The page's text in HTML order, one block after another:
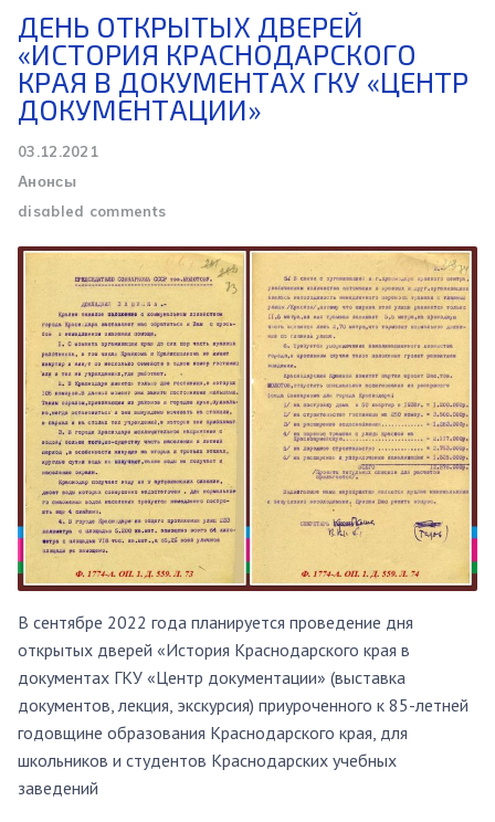
ДЕНЬ ОТКРЫТЫХ ДВЕРЕЙ
«ИСТОРИЯ КРАСНОДАРСКОГО
КРАЯ В ДОКУМЕНТАХ ГКУ «ЦЕНТР
ДОКУМЕНТАЦИИ»
03.12.2021
Анонсы
disabled comments
В сентябре 2022 года планируется проведение дня
открытых дверей «История Краснодарского края в
документах ГКУ «Центр документации» (выставка
документов, лекция, экскурсия) приуроченного к 85-летней
годовщине образования Краснодарского края, для
школьников и студентов Краснодарских учебных
заведений